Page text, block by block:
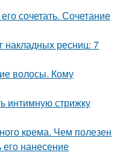
сочетать. Сочетание
накладных ресниц: 7
волосы. Кому
интимную стрижку
крема. Чем полезен
его нанесение